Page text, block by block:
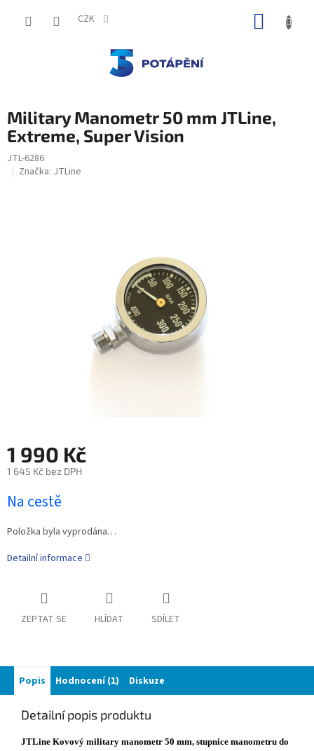
CZK
Military Manometr 50 mm JTLine,
Extreme, Super Vision
JTL-6286
Značka: JTLine
1 990 Kč
1 645 Kč bez DPH
Na cestě
Položka byla vyprodána…
Detailní informace
ZEPTAT SE HLÍDAT SDÍLET
Popis Hodnocení (1) Diskuze
Detailní popis produktu
JTLine Kovový military manometr 50 mm, stupnice manometru do